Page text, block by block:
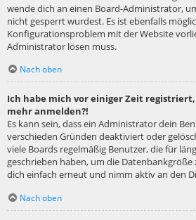
wende dich an einen Board-Administrator,
nicht gesperrt wurdest. Es ist ebenfalls
Konfigurationsproblem mit der Website
Administrator lösen muss.
Nach oben
Ich habe mich vor einiger Zeit
mehr anmelden?!
Es kann sein, dass ein Administrator dein
verschieden Gründen deaktiviert oder
viele Boards regelmäßig Benutzer, die für
geschrieben haben, um die Datenbankgröße
dich einfach erneut und nimm aktiv an den
Nach oben